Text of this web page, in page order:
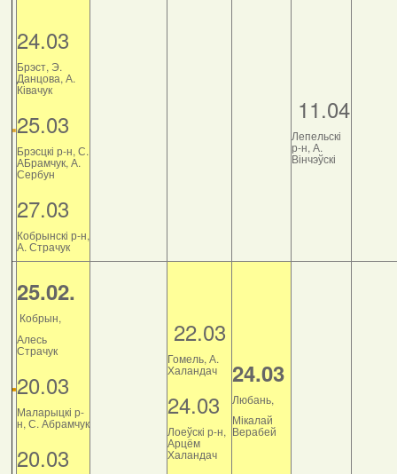
24.03
Брэст, Э.
Данцова, А.
Ківачук
25.03
Брэсцкі р-н, С.
АБрамчук, А.
Сербун
27.03
Кобрынскі р-н,
А. Страчук
11.04
Лепельскі
р-н, А.
Вінчэўскі
25.02.
Кобрын,
Алесь
Страчук
20.03
Маларыцкі р-
н, С. Абрамчук
20.03
22.03
Гомель, А.
Халандач
24.03
Лоеўскі р-н,
Арцём
Халандач
24.03
Любань,
Мікалай
Верабей